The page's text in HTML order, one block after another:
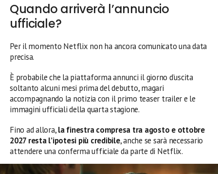
Quando arriverà l’annuncio
ufficiale?
Per il momento Netflix non ha ancora comunicato una data
precisa.
È probabile che la piattaforma annunci il giorno d’uscita
soltanto alcuni mesi prima del debutto, magari
accompagnando la notizia con il primo teaser trailer e le
immagini ufficiali della quarta stagione.
Fino ad allora,la finestra compresa tra agosto e ottobre
2027 resta l’ipotesi più credibile, anche se sarà necessario
attendere una conferma ufficiale da parte di Netflix.